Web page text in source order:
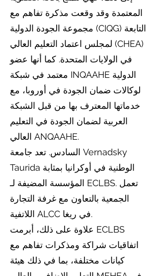
المعتمدة وقد وقعت مذكرة تفاهم مع
مجموعة الجودة الدولية (CIQG) التابعة
لمجلس اعتماد التعليم العالي (CHEA)
في الولايات المتحدة. كما أنها عضو
معتمد في شبكة INQAAHE الدولية
لوكالات ضمان الجودة في أوروبا، مع
خدماتها المعترف بها من قبل الشبكة
العربية لضمان الجودة في التعليم
العالي ANQAAHE.
السادس. تعد جامعة Vernadsky
Taurida الوطنية في أوكرانيا بمثابة
المؤسسة المضيفة لـ ECLBS. تعمل
الجمعية بالتعاون مع غرفة التجارة
اللاتفية ALCC في ريغا.
علاوة على ذلك، أبرمت ECLBS
اتفاقيات شراكة ومذكرات تفاهم مع
كيانات مختلفة، بما في ذلك هيئة